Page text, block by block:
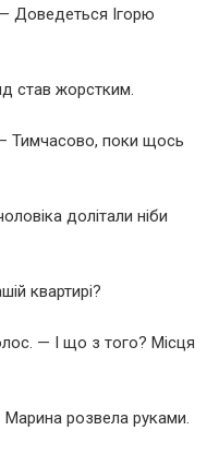
Доведеться Ігорю
став жорстким.
Тимчасово, поки щось
долітали ніби
квартирі?
— І що з того? Місця
розвела руками.